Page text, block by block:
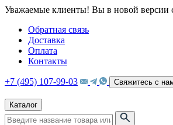
Уважаемые клиенты! Вы в новой версии
Обратная связь
Доставка
Оплата
Контакты
+7 (495) 107-99-03 Свяжитесь с
Каталог